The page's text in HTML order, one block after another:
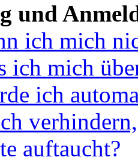
und
ich mich
ich mich
ich
auftaucht?